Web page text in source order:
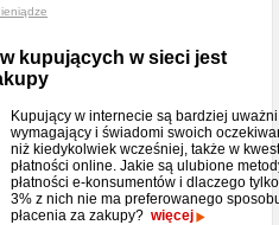
kupujących w sieci jest
Kupujący w internecie są bardziej
wymagający i świadomi swoich
niż kiedykolwiek wcześniej, także w
płatności online. Jakie są ulubione
płatności e-konsumentów i dlaczego tylko
3% z nich nie ma preferowanego
płacenia za zakupy? więcej